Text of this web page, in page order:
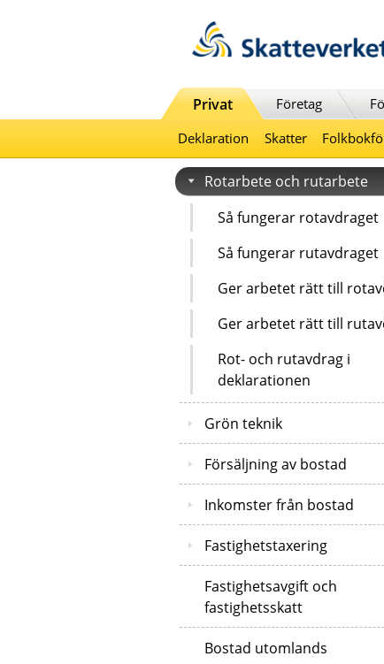
Privat Företag
Deklaration
Skatter
Rotarbete och rutarbete
Så fungerar rotavdraget
Så fungerar rutavdraget
Ger arbetet rätt till
Ger arbetet rätt till
Rot- och rutavdrag i
deklarationen
Grön teknik
Försäljning av bostad
Inkomster från bostad
Fastighetstaxering
Fastighetsavgift och
fastighetsskatt
Bostad utomlands